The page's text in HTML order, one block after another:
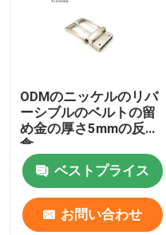
ODMのニッケルのリバ
ーシブルのベルトの留
め金の厚さ5mmの反腐
食
ベストプライス
お問い合わせ